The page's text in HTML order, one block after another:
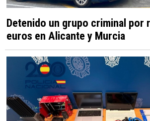
Detenido un grupo criminal por
euros en Alicante y Murcia